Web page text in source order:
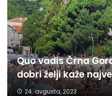
Quo vadis Črna
dobri želji kaže
24. avgusta, 2023